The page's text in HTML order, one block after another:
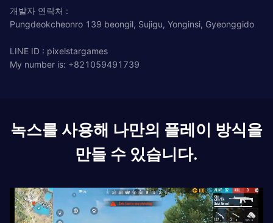
개발자 연락처 :
Pungdeokcheonro 139 beongil, Sujigu, Yonginsi, Gyeonggido
LINE ID : pixelstargames
My number is: +821059491739
녹스를 사용해 나만의 플레이 방식을
만들 수 있습니다.